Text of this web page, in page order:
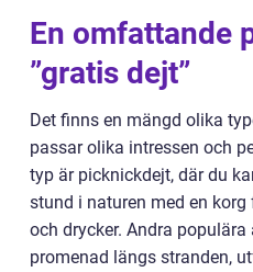
En omfattande
”gratis dejt”
Det finns en mängd olika
passar olika intressen och
typ är picknickdejt, där du
stund i naturen med en
och drycker. Andra
promenad längs stranden,